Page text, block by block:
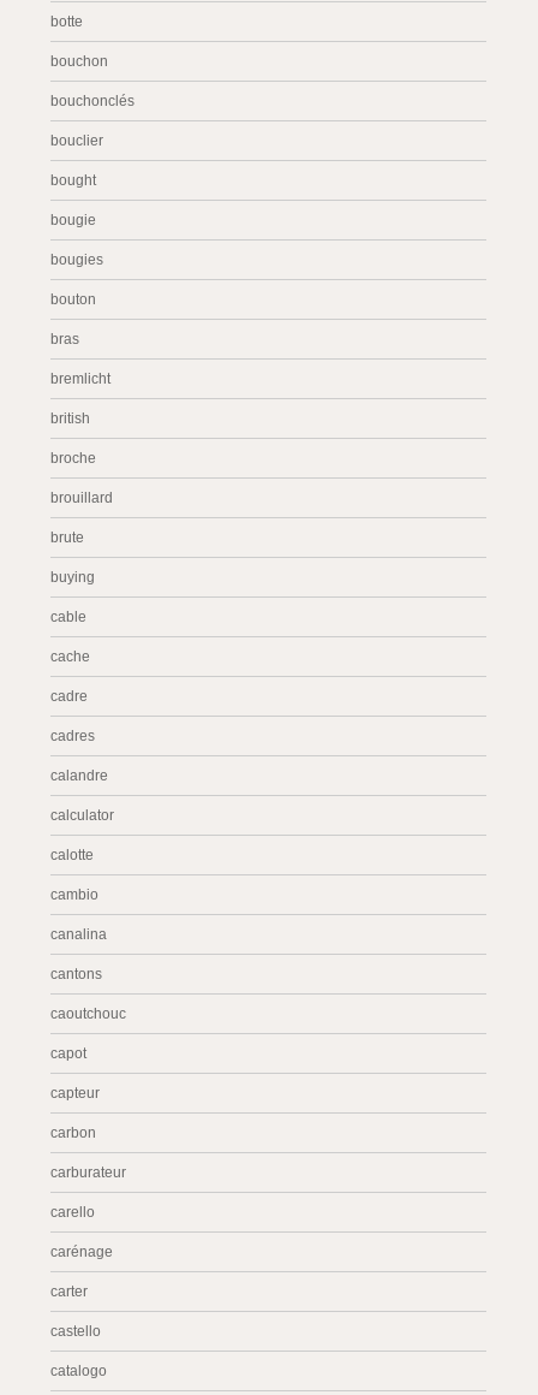
botte
bouchon
bouchonclés
bouclier
bought
bougie
bougies
bouton
bras
bremlicht
british
broche
brouillard
brute
buying
cable
cache
cadre
cadres
calandre
calculator
calotte
cambio
canalina
cantons
caoutchouc
capot
capteur
carbon
carburateur
carello
carénage
carter
castello
catalogo